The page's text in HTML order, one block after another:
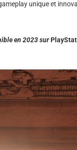
unique et
en 2023 sur